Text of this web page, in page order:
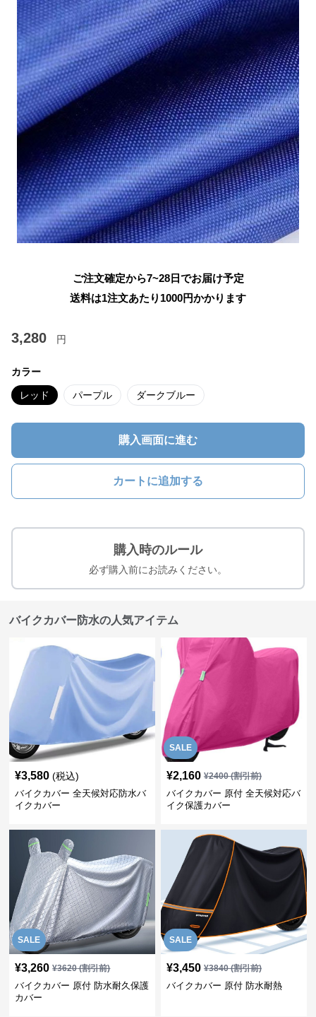
ご注文確定から7~28日でお届け予定
送料は1注文あたり 1000円かかります
3,280 円
カラー
レッド パープル ダークブルー
購入画面に進む
カートに追加する
購入時のルール
必ず購入前にお読みください。
バイクカバー防水の人気アイテム
¥3,580 (税込)
バイクカバー 全天候対応防水バ
イクカバー
SALE
¥2,160 ¥2400(割引前)
バイクカバー 原付 全天候対応バ
イク保護カバー
SALE
¥3,260 ¥3620(割引前)
バイクカバー 原付 防水耐久保護
カバー
SALE
¥3,450 ¥3840(割引前)
バイクカバー 原付 防水耐熱